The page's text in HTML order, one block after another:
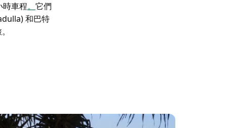
時車程。 它們
和巴特